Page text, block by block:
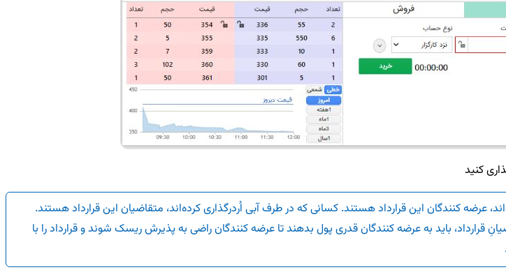
کنید
عرضه کنندگان این قرارداد هستند. کسانی که در طرف آبی اُردرگذاری کرده‌اند، متقاضیان این قرارداد هستند.
باید به عرضه کنندگان قدری پول بدهند تا عرضه کنندگان راضی به پذیرش ریسک شوند و قرارداد را با